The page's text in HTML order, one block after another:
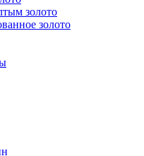
золото
золото